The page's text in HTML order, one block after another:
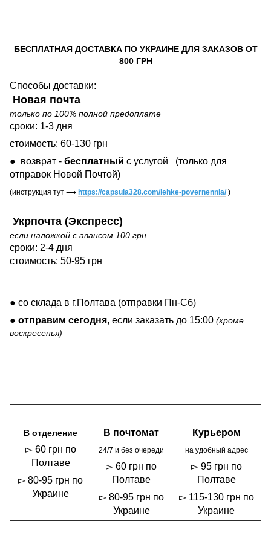
БЕСПЛАТНАЯ ДОСТАВКА ПО УКРАИНЕ ДЛЯ ЗАКАЗОВ ОТ
800 ГРН
Способы доставки:
Новая почта
только по 100% полной предоплате
сроки: 1-3 дня
стоимость: 60-130 грн
● возврат - бесплатный с услугой
(только для
отправок Новой Почтой)
(инструкция тут ⟶ https://capsula328.com/lehke-povernennia/)
Укрпочта (Экспресс)
если наложкой с авансом 100 грн
сроки: 2-4 дня
стоимость: 50-95 грн
● со склада в г.Полтава (отправки Пн-Сб)
● отправим сегодня, если заказать до 15:00 (кроме
воскресенья)
В отделение
▻ 60 грн по
Полтаве
▻ 80-95 грн по
Украине
В почтомат
24/7 и без очереди
▻ 60 грн по
Полтаве
▻ 80-95 грн по
Украине
Курьером
на удобный адрес
▻ 95 грн по
Полтаве
▻ 115-130 грн по
Украине